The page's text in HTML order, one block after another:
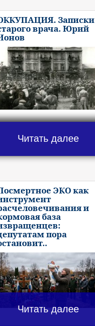
Записки
врача. Юрий
Читать далее
ЭКО как
и
база
пора
Читать далее